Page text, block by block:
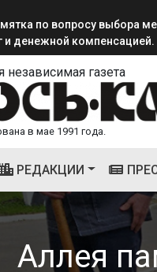
встретимся снова!!!»: как
и денежной компенсацией.
независимая газета
в мае 1991 года.
РЕДАКЦИИ
Аллея